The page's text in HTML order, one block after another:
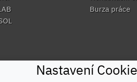
Nastavení
Burza práce